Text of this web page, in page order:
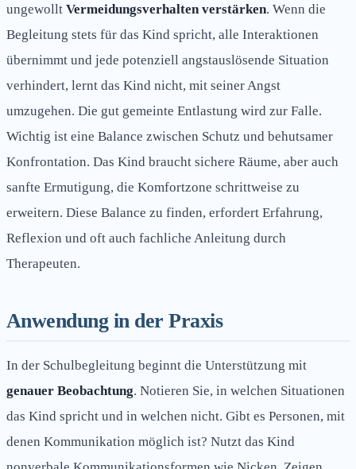
ungewollt Vermeidungsverhalten verstärken. Wenn die
Begleitung stets für das Kind spricht, alle Interaktionen
übernimmt und jede potenziell angstauslösende Situation
verhindert, lernt das Kind nicht, mit seiner Angst
umzugehen. Die gut gemeinte Entlastung wird zur Falle.
Wichtig ist eine Balance zwischen Schutz und behutsamer
Konfrontation. Das Kind braucht sichere Räume, aber auch
sanfte Ermutigung, die Komfortzone schrittweise zu
erweitern. Diese Balance zu finden, erfordert Erfahrung,
Reflexion und oft auch fachliche Anleitung durch
Therapeuten.
Anwendung in der Praxis
In der Schulbegleitung beginnt die Unterstützung mit
genauer Beobachtung. Notieren Sie, in welchen Situationen
das Kind spricht und in welchen nicht. Gibt es Personen, mit
denen Kommunikation möglich ist? Nutzt das Kind